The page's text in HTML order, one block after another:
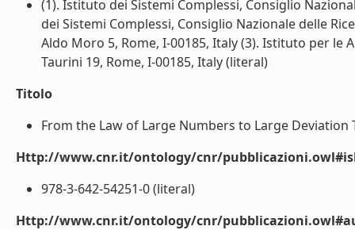
(1). Istituto dei Sistemi Complessi, Consiglio
dei Sistemi Complessi, Consiglio Nazionale delle
Aldo Moro 5, Rome, I-00185, Italy (3). Istituto per le
Taurini 19, Rome, I-00185, Italy (literal)
Titolo
From the Law of Large Numbers to Large
Http://www.cnr.it/ontology/cnr/
978-3-642-54251-0 (literal)
Http://www.cnr.it/ontology/cnr/